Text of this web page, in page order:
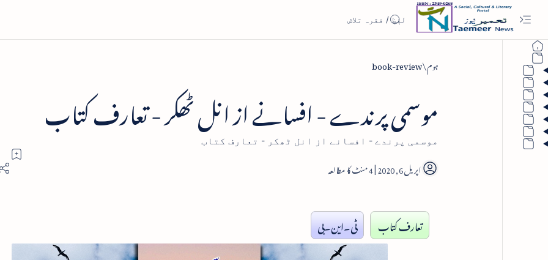
ہوم book-review
موسمی پرندے - افسانے از انل ٹھکر - تعارف کتاب
موسمی پرندے - افسانے از انل ٹھکر - تعارف کتاب
4
تعارف کتاب ٹی۔این۔بی